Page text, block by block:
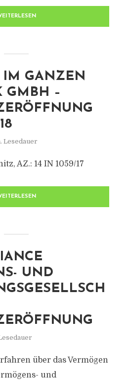
GANZEN
GMBH –
Lesedauer
AZ.: 14 IN 1059/17
UND
über das Vermögen
und